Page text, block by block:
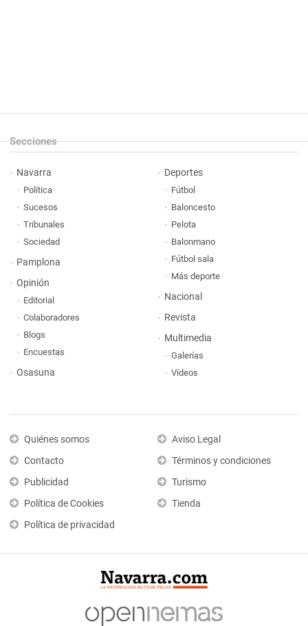
Secciones
Navarra
Política
Sucesos
Tribunales
Sociedad
Pamplona
Opinión
Editorial
Colaboradores
Blogs
Encuestas
Osasuna
Deportes
Fútbol
Baloncesto
Pelota
Balonmano
Fútbol sala
Más deporte
Nacional
Revista
Multimedia
Galerías
Vídeos
Quiénes somos
Contacto
Publicidad
Política de Cookies
Política de privacidad
Aviso Legal
Términos y condiciones
Turismo
Tienda